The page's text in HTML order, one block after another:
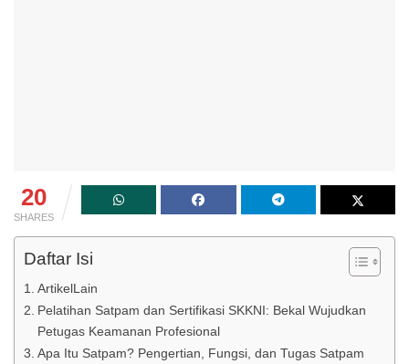
20
SHARES
Daftar Isi
ArtikelLain
Pelatihan Satpam dan Sertifikasi SKKNI: Bekal Wujudkan
Petugas Keamanan Profesional
Apa Itu Satpam? Pengertian, Fungsi, dan Tugas Satpam